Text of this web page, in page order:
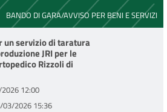
BANDO DI GARA/AVVISO PER BENI E SERVIZI
un servizio di taratura
JRI per le
Rizzoli di
12:00
03/2026 15:36